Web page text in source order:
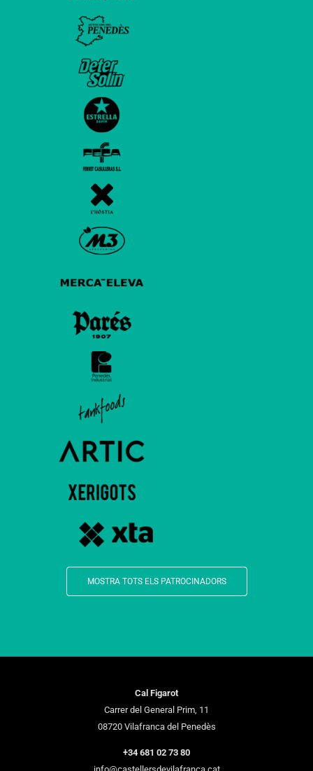
MOSTRA TOTS ELS PATROCINADORS
Cal Figarot
Carrer del General Prim, 11
08720 Vilafranca del Penedès
+34 681 02 73 80